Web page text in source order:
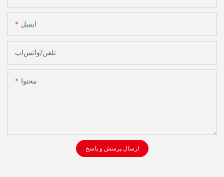
ایمیل
تلفن/واتس‌اپ
محتوا
ارسال پرسش و پاسخ